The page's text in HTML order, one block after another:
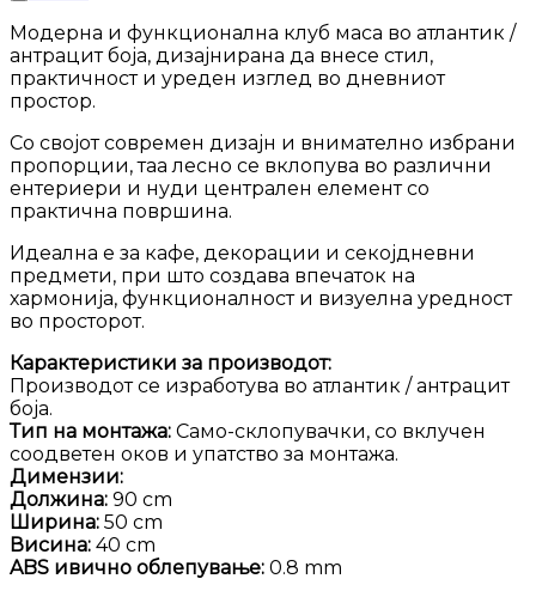
Модерна и функционална клуб маса во атлантик /
антрацит боја, дизајнирана да внесе стил,
практичност и уреден изглед во дневниот
простор.
Со својот современ дизајн и внимателно избрани
пропорции, таа лесно се вклопува во различни
ентериери и нуди централен елемент со
практична површина.
Идеална е за кафе, декорации и секојдневни
предмети, при што создава впечаток на
хармонија, функционалност и визуелна уредност
во просторот.
Карактеристики за производот:
Производот се изработува во атлантик / антрацит
боја.
Тип на монтажа: Само-склопувачки, со вклучен
соодветен оков и упатство за монтажа.
Димензии:
Должина: 90 cm
Ширина: 50 cm
Висина: 40 cm
ABS ивично облепување: 0.8 mm